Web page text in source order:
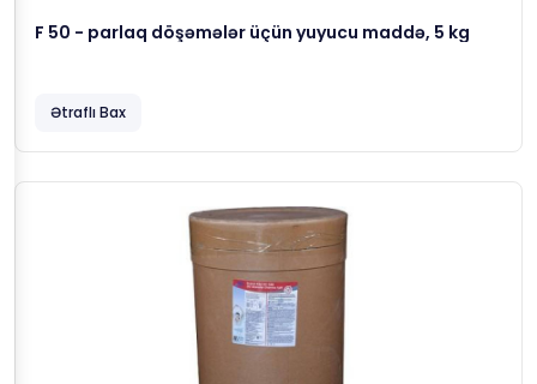
F 50 - parlaq döşəmələr üçün yuyucu maddə, 5 kg
Ətraflı Bax